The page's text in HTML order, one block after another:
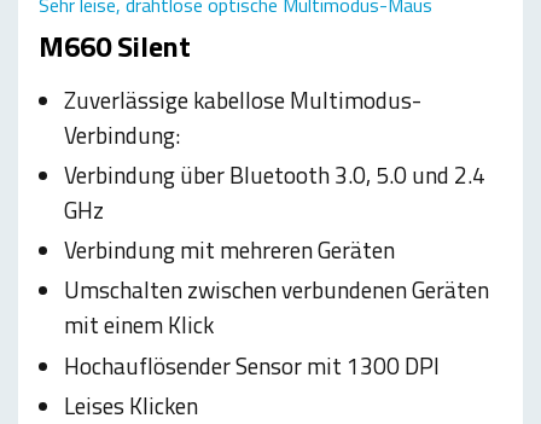
M660 Silent
Zuverlässige kabellose Multimodus-
Verbindung:
Verbindung über Bluetooth 3.0, 5.0 und 2.4
GHz
Verbindung mit mehreren Geräten
Umschalten zwischen verbundenen Geräten
mit einem Klick
Hochauflösender Sensor mit 1300 DPI
Leises Klicken